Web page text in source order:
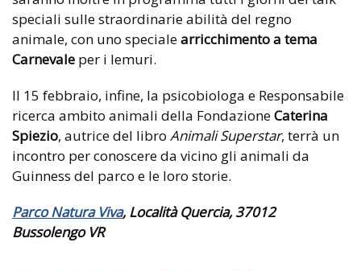
speciali sulle straordinarie abilità del regno
animale, con uno specialearricchimento a tema
Carnevale per i lemuri.
Il 15 febbraio, infine, la psicobiologa e Responsabile
ricerca ambito animali della FondazioneCaterina
Spiezio, autrice del libro Animali Superstar, terrà un
incontro per conoscere da vicino gli animali da
Guinness del parco e le loro storie.
Parco Natura Viva, Località Quercia, 37012
Bussolengo VR